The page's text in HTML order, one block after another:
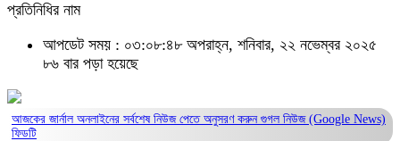
প্রতিনিধির নাম
আপডেট সময় : ০৩:০৮:৪৮ অপরাহ্ন, শনিবার, ২২ নভেম্বর ২০২৫
৮৬ বার পড়া হয়েছে
আজকের জার্নাল অনলাইনের সর্বশেষ নিউজ পেতে অনুসরণ করুন গুগল নিউজ (Google News)
ফিডটি